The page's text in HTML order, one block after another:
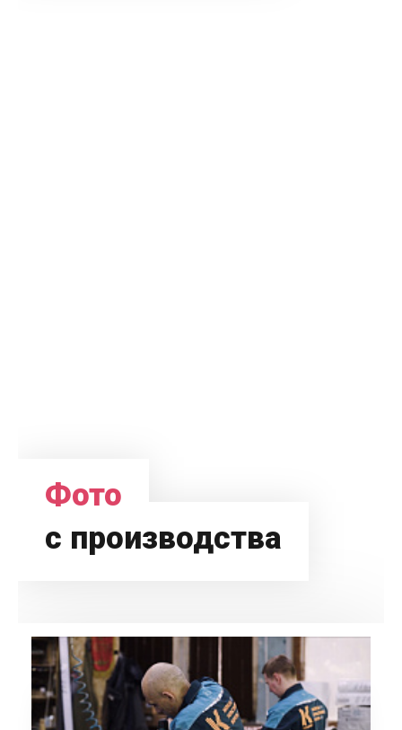
Фото
с производства